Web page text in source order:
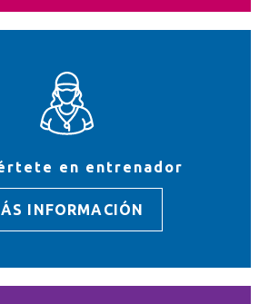
en entrenador
INFORMACIÓN